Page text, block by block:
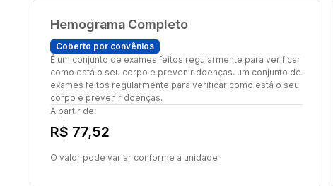
Hemograma Completo
Coberto por convênios
É um conjunto de exames feitos regularmente para verificar
como está o seu corpo e prevenir doenças. um conjunto de
exames feitos regularmente para verificar como está o seu
corpo e prevenir doenças.
A partir de:
R$ 77,52
O valor pode variar conforme a unidade